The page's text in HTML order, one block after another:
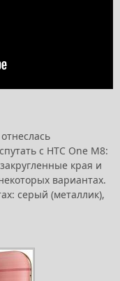
с HTC One M8:
края и
вариантах.
серый (металлик),